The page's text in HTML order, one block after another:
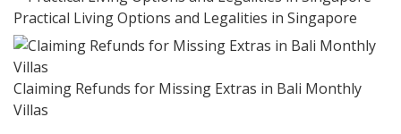
Practical Living Options and Legalities in Singapore
Claiming Refunds for Missing Extras in Bali Monthly
Villas